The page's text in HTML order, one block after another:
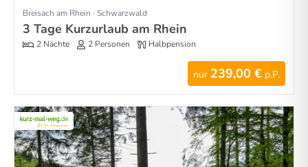
Breisach am Rhein · Schwarzwald
3 Tage Kurzurlaub am Rhein
2 Nächte 2 Personen Halbpension
nur 239,00 € p.P.